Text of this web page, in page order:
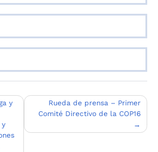
y
Rueda de prensa – Primer
Comité Directivo de la COP16